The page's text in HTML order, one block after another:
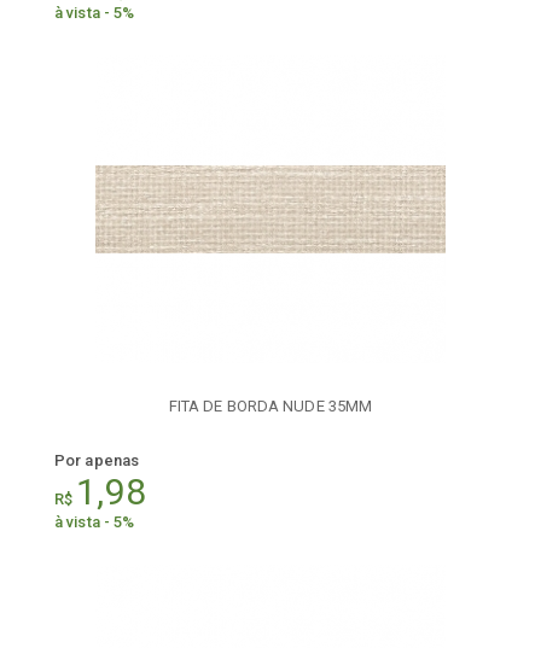
à vista - 5%
FITA DE BORDA NUDE 35MM
Por apenas
R$ 1,98
à vista - 5%